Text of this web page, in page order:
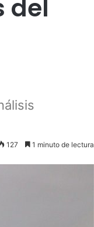
del
127 1 minuto de lectura